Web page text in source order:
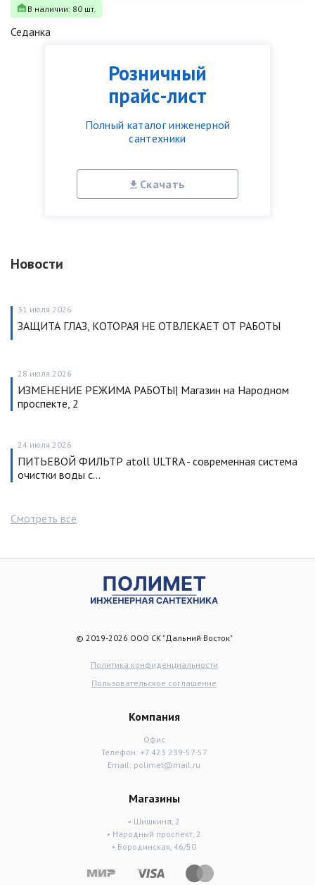
Розничный
прайс-лист
Полный каталог инженерной
сантехники
Скачать
Новости
31 июля 2026
ЗАЩИТА ГЛАЗ, КОТОРАЯ НЕ ОТВЛЕКАЕТ ОТ РАБОТЫ
28 июля 2026
ИЗМЕНЕНИЕ РЕЖИМА РАБОТЫ| Магазин на Народном
проспекте, 2
24 июля 2026
ПИТЬЕВОЙ ФИЛЬТР atoll ULTRA - современная система
очистки воды с…
Смотреть все
В наличии: 80 шт.
Седанка
© 2019-2026 ООО СК "Дальний Восток"
Политика конфиденциальности
Пользовательское соглашение
Компания
Офис
Телефон: +7 423 239-57-57
Email: polimet@mail.ru
Магазины
• Шишкина, 2
• Народный проспект, 2
• Бородинская, 46/50